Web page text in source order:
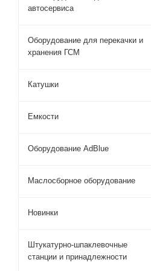
автосервиса
Оборудование для перекачки и
хранения ГСМ
Катушки
Емкости
Оборудование AdBlue
Маслосборное оборудование
Новинки
Штукатурно-шпаклевочные
станции и принадлежности